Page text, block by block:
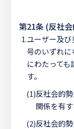
第21条 (反社
1.ユーザー及
号のいずれ
にわたって
す。
(1)反社会的
関係を有
(2)反社会的